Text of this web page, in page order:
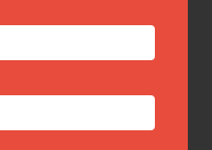
funkcjonowania agregatu